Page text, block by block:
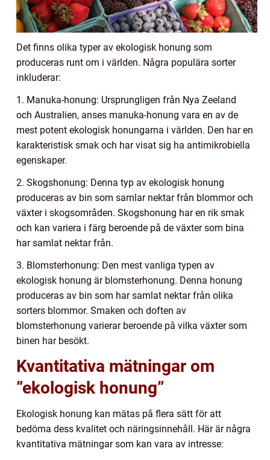
Det finns olika typer av ekologisk honung som
produceras runt om i världen. Några populära sorter
inkluderar:
1. Manuka-honung: Ursprungligen från Nya Zeeland
och Australien, anses manuka-honung vara en av de
mest potent ekologisk honungarna i världen. Den har en
karakteristisk smak och har visat sig ha antimikrobiella
egenskaper.
2. Skogshonung: Denna typ av ekologisk honung
produceras av bin som samlar nektar från blommor och
växter i skogsområden. Skogshonung har en rik smak
och kan variera i färg beroende på de växter som bina
har samlat nektar från.
3. Blomsterhonung: Den mest vanliga typen av
ekologisk honung är blomsterhonung. Denna honung
produceras av bin som har samlat nektar från olika
sorters blommor. Smaken och doften av
blomsterhonung varierar beroende på vilka växter som
binen har besökt.
Kvantitativa mätningar om
”ekologisk honung”
Ekologisk honung kan mätas på flera sätt för att
bedöma dess kvalitet och näringsinnehåll. Här är några
kvantitativa mätningar som kan vara av intresse: